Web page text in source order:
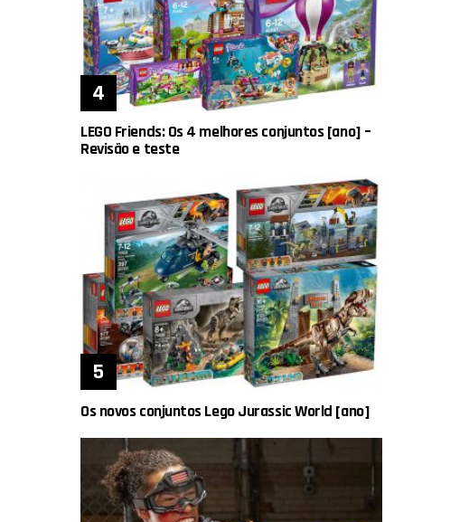
LEGO Friends: Os 4 melhores conjuntos [ano] –
Revisão e teste
Os novos conjuntos Lego Jurassic World [ano]